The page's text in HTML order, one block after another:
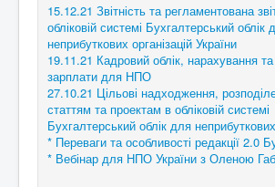
15.12.21 Звітність та регламентована
обліковій системі Бухгалтерський облік
неприбуткових організацій України
19.11.21 Кадровий облік, нарахування
зарплати для НПО
27.10.21 Цільові надходження,
статтям та проектам в обліковій системі
Бухгалтерський облік для неприбуткових
* Переваги та особливості редакції 2.0
* Вебінар для НПО України з Оленою